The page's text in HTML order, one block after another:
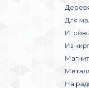
Для
Из
На